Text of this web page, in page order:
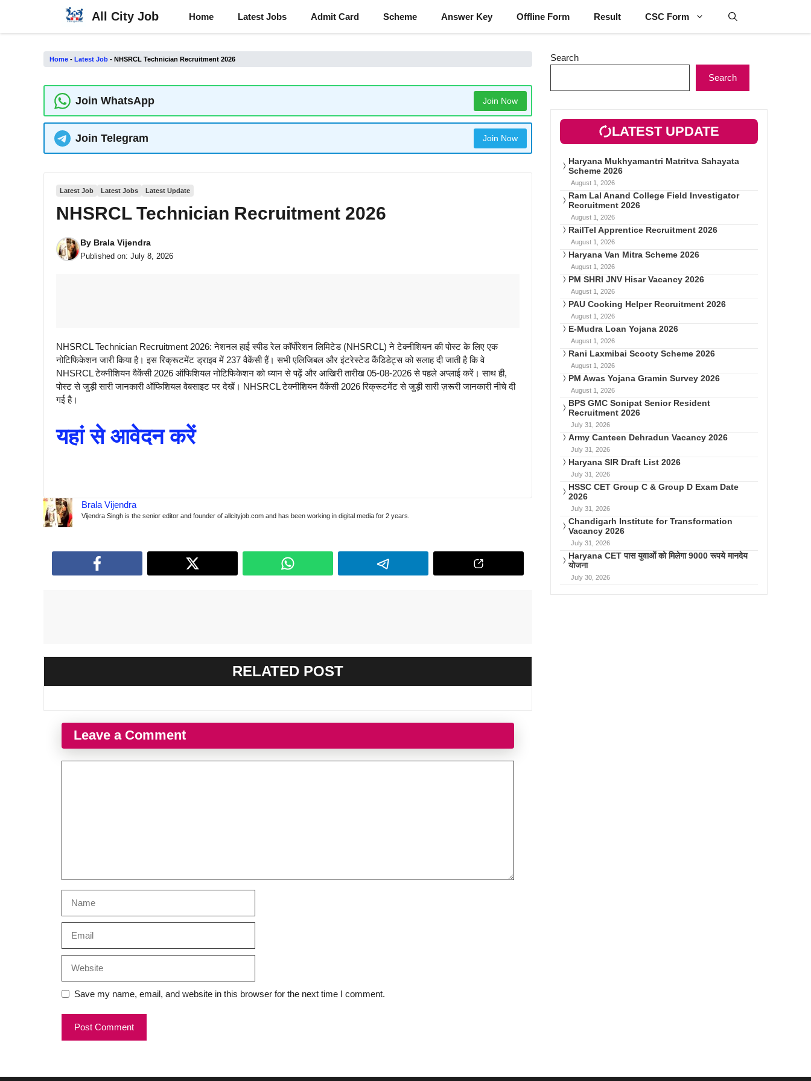
content
All City Job Home Latest Jobs Admit Card Scheme Answer Key Offline Form Result CSC Form
Home - Latest Job - NHSRCL Technician Recruitment 2026
Join WhatsApp Join Now
Join Telegram Join Now
Latest Job Latest Jobs Latest Update
NHSRCL Technician Recruitment 2026
By Brala Vijendra
Published on: July 8, 2026
NHSRCL Technician Recruitment 2026: नेशनल हाई स्पीड रेल कॉर्पोरेशन लिमिटेड (NHSRCL) ने टेक्नीशियन की पोस्ट के लिए एक
नोटिफिकेशन जारी किया है। इस रिक्रूटमेंट ड्राइव में 237 वैकेंसी हैं। सभी एलिजिबल और इंटरेस्टेड कैंडिडेट्स को सलाह दी जाती है कि वे
NHSRCL टेक्नीशियन वैकेंसी 2026 ऑफिशियल नोटिफिकेशन को ध्यान से पढ़ें और आखिरी तारीख 05-08-2026 से पहले अप्लाई करें। साथ ही,
पोस्ट से जुड़ी सारी जानकारी ऑफिशियल वेबसाइट पर देखें। NHSRCL टेक्नीशियन वैकेंसी 2026 रिक्रूटमेंट से जुड़ी सारी ज़रूरी जानकारी नीचे दी
गई है।
यहां से आवेदन करें
Brala Vijendra
Vijendra Singh is the senior editor and founder of allcityjob.com and has been working in digital media for 2 years.
RELATED POST
Leave a Comment
Save my name, email, and website in this browser for the next time I comment.
Search
Search
LATEST UPDATE
Haryana Mukhyamantri Matritva Sahayata
Scheme 2026
August 1, 2026
Ram Lal Anand College Field Investigator
Recruitment 2026
August 1, 2026
RailTel Apprentice Recruitment 2026
August 1, 2026
Haryana Van Mitra Scheme 2026
August 1, 2026
PM SHRI JNV Hisar Vacancy 2026
August 1, 2026
PAU Cooking Helper Recruitment 2026
August 1, 2026
E-Mudra Loan Yojana 2026
August 1, 2026
Rani Laxmibai Scooty Scheme 2026
August 1, 2026
PM Awas Yojana Gramin Survey 2026
August 1, 2026
BPS GMC Sonipat Senior Resident
Recruitment 2026
July 31, 2026
Army Canteen Dehradun Vacancy 2026
July 31, 2026
Haryana SIR Draft List 2026
July 31, 2026
HSSC CET Group C & Group D Exam Date
2026
July 31, 2026
Chandigarh Institute for Transformation
Vacancy 2026
July 31, 2026
Haryana CET पास युवाओं को मिलेगा 9000 रूपये मानदेय
योजना
July 30, 2026